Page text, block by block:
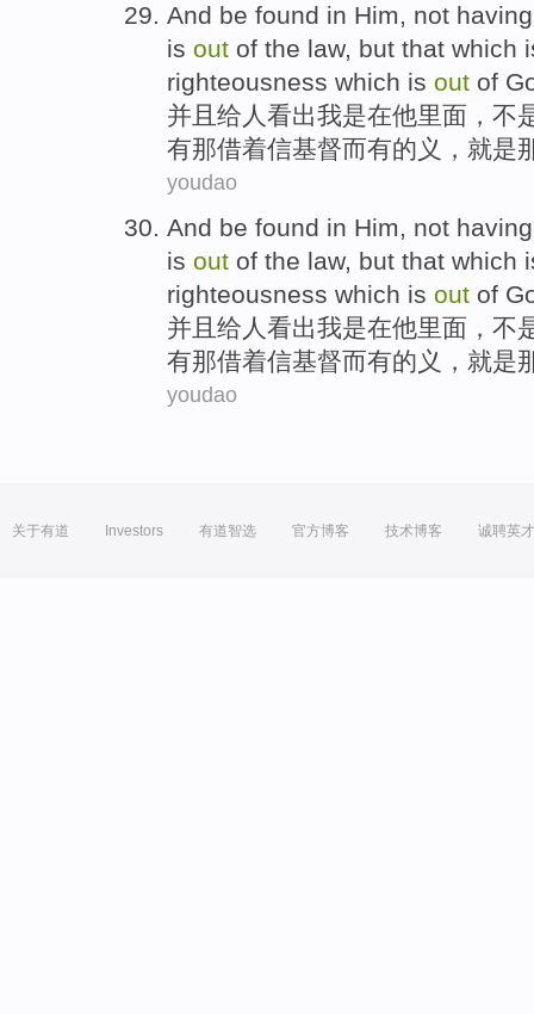
And be found in Him, not having
is out of the law, but that which
righteousness which is out of
并且 给人看出我是在他里面， 不
有那借着信基督而有的义， 就是
youdao
And be found in Him, not having
is out of the law, but that which
righteousness which is out of
并且 给人看出我是在他里面， 不
有那借着信基督而有的义， 就是
youdao
关于有道 Investors 有道智选 官方博客 技术博客 诚聘英才